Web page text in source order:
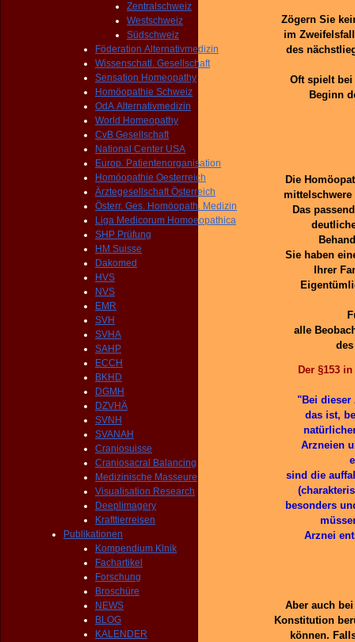
Zentralschweiz
Westschweiz
Südschweiz
Föderation Alternativmedizin
Wissenschatl. Gesellschaft
Sensation Homeopathy
Homöopathie Schweiz
OdA Alternativmedizin
World Homeopathy
CvB Gesellschaft
National Center USA
Europ. Patientenorganisation
Homöopathie Oesterreich
Ärztegesellschaft Österreich
Österr. Ges. Homöopath. Medizin
Liga Medicorum Homoeopathica
SHP Prüfung
HM Suisse
Dakomed
HVS
NVS
EMR
SVH
SVHA
SAHP
ECCH
BKHD
DGMH
DZVHÄ
SVNH
SVANAH
Craniosuisse
Craniosacral Balancing
Medizinische Masseure
Visualisation Research
Deeplimagery
Krafttierreisen
Publikationen
Kompendium Klnik
Fachartikel
Forschung
Broschüre
NEWS
BLOG
KALENDER
Zögern Sie
im
des
Oft spielt
Beginn
Die
mittelschwere
Das
Sie haben
Ihrer
alle
Der §153
"Bei dieser
das ist,
Arzneien
sind die
besonders
Arznei
Aber auch
Konstitution
können.